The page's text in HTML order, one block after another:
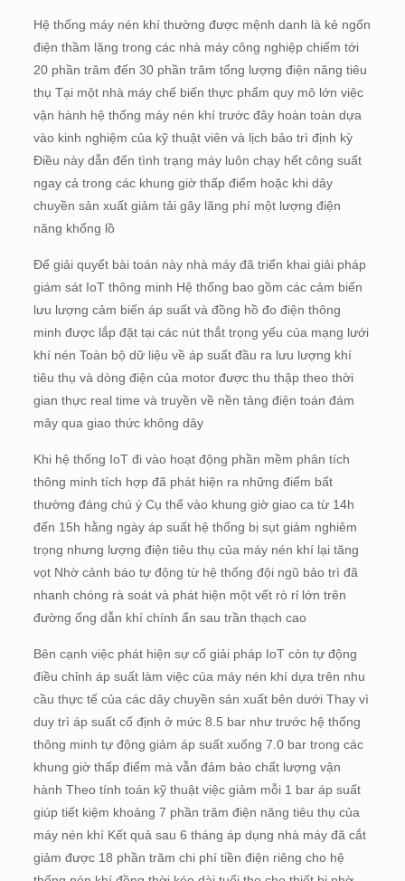
Hệ thống máy nén khí thường được mệnh danh là kẻ ngốn
điện thầm lặng trong các nhà máy công nghiệp chiếm tới
20 phần trăm đến 30 phần trăm tổng lượng điện năng tiêu
thụ Tại một nhà máy chế biến thực phẩm quy mô lớn việc
vận hành hệ thống máy nén khí trước đây hoàn toàn dựa
vào kinh nghiệm của kỹ thuật viên và lịch bảo trì định kỳ
Điều này dẫn đến tình trạng máy luôn chạy hết công suất
ngay cả trong các khung giờ thấp điểm hoặc khi dây
chuyền sản xuất giảm tải gây lãng phí một lượng điện
năng khổng lồ
Để giải quyết bài toán này nhà máy đã triển khai giải pháp
giám sát IoT thông minh Hệ thống bao gồm các cảm biến
lưu lượng cảm biến áp suất và đồng hồ đo điện thông
minh được lắp đặt tại các nút thắt trọng yếu của mạng lưới
khí nén Toàn bộ dữ liệu về áp suất đầu ra lưu lượng khí
tiêu thụ và dòng điện của motor được thu thập theo thời
gian thực real time và truyền về nền tảng điện toán đám
mây qua giao thức không dây
Khi hệ thống IoT đi vào hoạt động phần mềm phân tích
thông minh tích hợp đã phát hiện ra những điểm bất
thường đáng chú ý Cụ thể vào khung giờ giao ca từ 14h
đến 15h hằng ngày áp suất hệ thống bị sụt giảm nghiêm
trọng nhưng lượng điện tiêu thụ của máy nén khí lại tăng
vọt Nhờ cảnh báo tự động từ hệ thống đội ngũ bảo trì đã
nhanh chóng rà soát và phát hiện một vết rò rỉ lớn trên
đường ống dẫn khí chính ẩn sau trần thạch cao
Bên cạnh việc phát hiện sự cố giải pháp IoT còn tự động
điều chỉnh áp suất làm việc của máy nén khí dựa trên nhu
cầu thực tế của các dây chuyền sản xuất bên dưới Thay vì
duy trì áp suất cố định ở mức 8.5 bar như trước hệ thống
thông minh tự động giảm áp suất xuống 7.0 bar trong các
khung giờ thấp điểm mà vẫn đảm bảo chất lượng vận
hành Theo tính toán kỹ thuật việc giảm mỗi 1 bar áp suất
giúp tiết kiệm khoảng 7 phần trăm điện năng tiêu thụ của
máy nén khí Kết quả sau 6 tháng áp dụng nhà máy đã cắt
giảm được 18 phần trăm chi phí tiền điện riêng cho hệ